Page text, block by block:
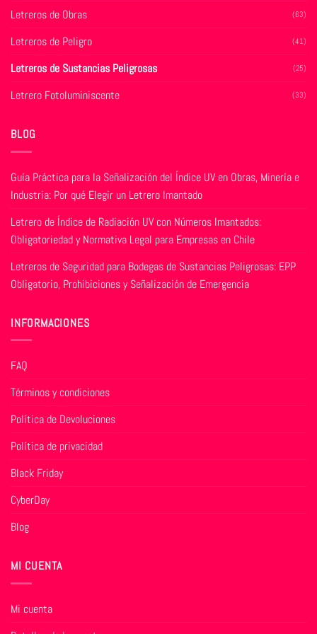
de
Letreros de Obras (63)
Letreros de Peligro (41)
Letreros de Sustancias Peligrosas (25)
Letrero Fotoluminiscente (33)
BLOG
Guía Práctica para la Señalización del Índice UV en Obras, Minería e
Industria: Por qué Elegir un Letrero Imantado
Letrero de Índice de Radiación UV con Números Imantados:
Obligatoriedad y Normativa Legal para Empresas en Chile
Letreros de Seguridad para Bodegas de Sustancias Peligrosas: EPP
Obligatorio, Prohibiciones y Señalización de Emergencia
INFORMACIONES
FAQ
Términos y condiciones
Política de Devoluciones
Política de privacidad
Black Friday
CyberDay
Blog
MI CUENTA
Mi cuenta